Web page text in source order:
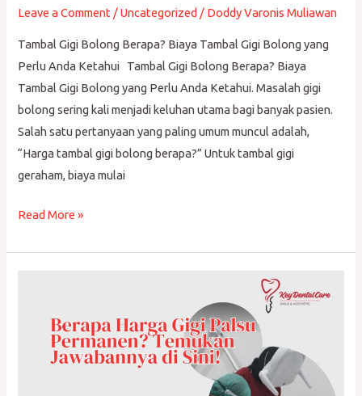
Leave a Comment /Uncategorized / Doddy Varonis Muliawan
Tambal Gigi Bolong Berapa? Biaya Tambal Gigi Bolong yang
Perlu Anda Ketahui Tambal Gigi Bolong Berapa? Biaya
Tambal Gigi Bolong yang Perlu Anda Ketahui. Masalah gigi
bolong sering kali menjadi keluhan utama bagi banyak pasien.
Salah satu pertanyaan yang paling umum muncul adalah,
“Harga tambal gigi bolong berapa?” Untuk tambal gigi
geraham, biaya mulai
Read More »
Permanen?